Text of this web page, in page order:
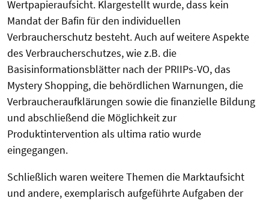
Wertpapieraufsicht. Klargestellt wurde, dass kein
Mandat der Bafin für den individuellen
Verbraucherschutz besteht. Auch auf weitere Aspekte
des Verbraucherschutzes, wie z.B. die
Basisinformationsblätter nach der PRIIPs-VO, das
Mystery Shopping, die behördlichen Warnungen, die
Verbraucheraufklärungen sowie die finanzielle Bildung
und abschließend die Möglichkeit zur
Produktintervention als ultima ratio wurde
eingegangen.
Schließlich waren weitere Themen die Marktaufsicht
und andere, exemplarisch aufgeführte Aufgaben der